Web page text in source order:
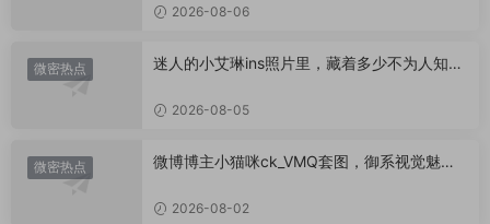
2026-08-06
微密热点
迷人的小艾琳ins照片里，藏着多少不为人知的
2026-08-05
微密热点
微博博主小猫咪ck_VMQ套图，御系视觉魅力
2026-08-02